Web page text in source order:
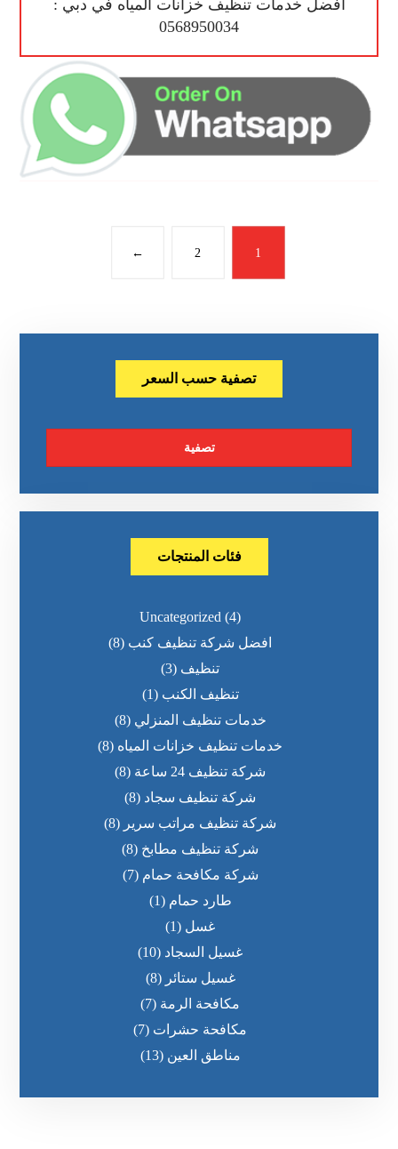
أفضل خدمات تنظيف خزانات المياه في دبي :
0568950034
1
2
←
تصفية حسب السعر
تصفية
فئات المنتجات
Uncategorized (4)
افضل شركة تنظيف كنب (8)
تنظيف (3)
تنظيف الكنب (1)
خدمات تنظيف المنزلي (8)
خدمات تنظيف خزانات المياه (8)
شركة تنظيف 24 ساعة
(8)
شركة تنظيف سجاد (8)
شركة تنظيف مراتب سرير (8)
شركة تنظيف مطابخ (8)
شركة مكافحة حمام (7)
طارد حمام (1)
غسل (1)
غسيل السجاد (10)
غسيل ستائر (8)
مكافحة الرمة (7)
مكافحة حشرات (7)
مناطق العين (13)